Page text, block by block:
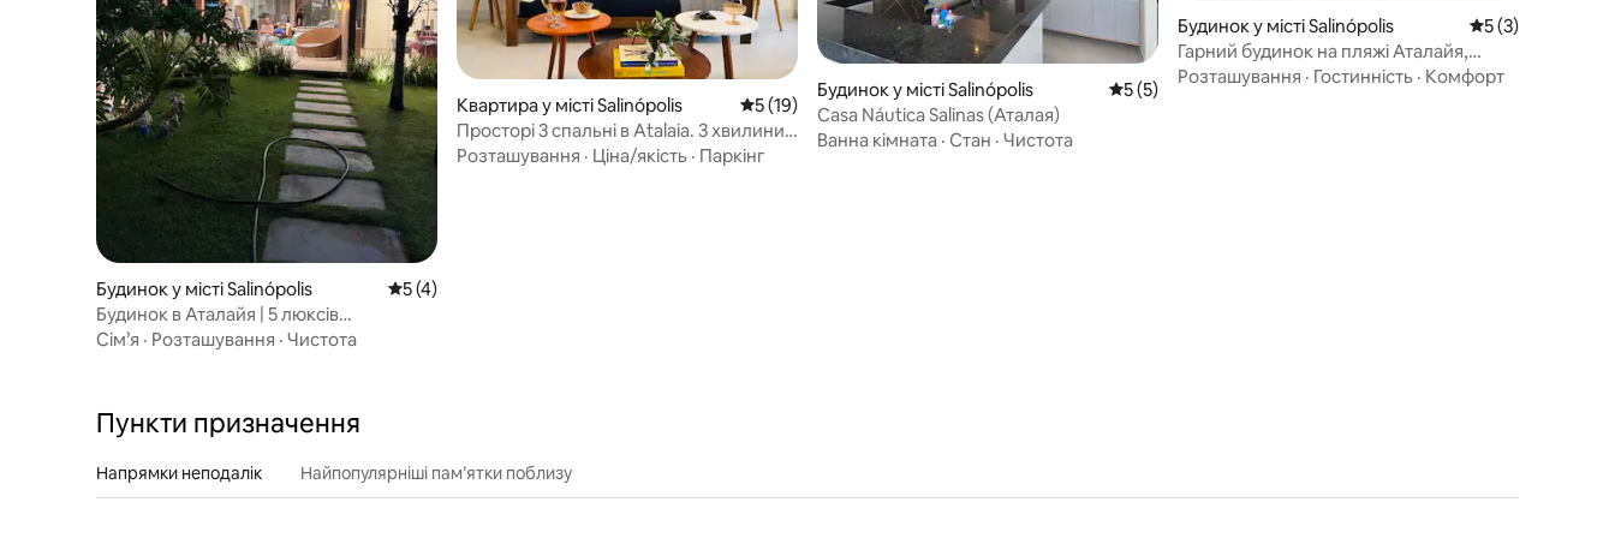
Будинок у місті Salinópolis Середня оцінка: 5 з 5, відгуки: 4
5 (4)
Будинок в Аталайя | 5 люксів
•Кондомініум Raizes
Сім’я · Розташування · Чистота
Квартира у місті Salinópolis Середня оцінка: 5 з 5, відгуки: 19
5 (19)
Просторі 3 спальні в Atalaia. 3 хвилини
від пляжу.
Розташування · Ціна/якість · Паркінг
Будинок у місті Salinópolis Середня оцінка: 5 з 5, відгуки: 5
5 (5)
Casa Náutica Salinas (Аталая)
Ванна кімната · Стан · Чистота
Будинок у місті Salinópolis Середня оцінка:
5 (3)
Гарний будинок на пляжі Аталайя,
Салінополіс, Пара
Розташування · Гостинність · Комфорт
Пункти призначення
Напрямки неподалік Найпопулярніші пам’ятки поблизу